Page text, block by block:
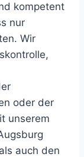
kompetent
nur
Wir
oder der
unserem
auch den